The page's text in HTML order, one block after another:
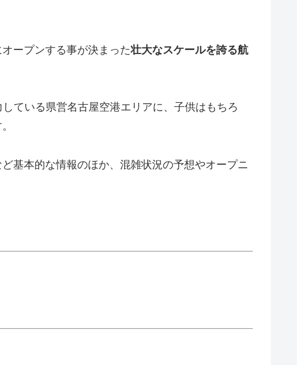
オープンする事が決まった壮大なスケールを誇る航
ている県営名古屋空港エリアに、子供はもちろ
基本的な情報のほか、混雑状況の予想やオープニ